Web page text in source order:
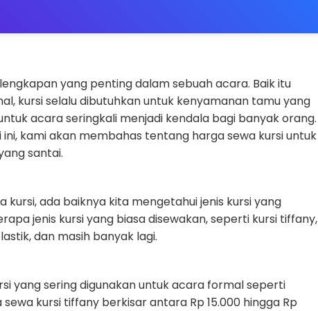
yang penting dalam sebuah acara. Baik itu
kursi selalu dibutuhkan untuk kenyamanan tamu yang
acara seringkali menjadi kendala bagi banyak orang.
kami akan membahas tentang harga sewa kursi untuk
santai.
kursi, ada baiknya kita mengetahui jenis kursi yang
jenis kursi yang biasa disewakan, seperti kursi tiffany,
dan masih banyak lagi.
yang sering digunakan untuk acara formal seperti
kursi tiffany berkisar antara Rp 15.000 hingga Rp